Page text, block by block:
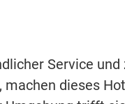
Service
dieses